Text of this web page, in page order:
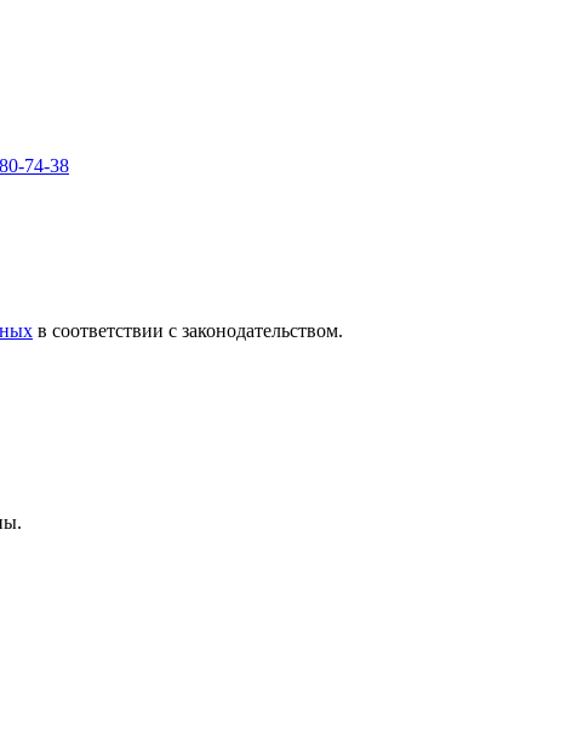
74-38
в соответствии с законодательством.